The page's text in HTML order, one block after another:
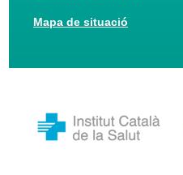
Mapa de situació